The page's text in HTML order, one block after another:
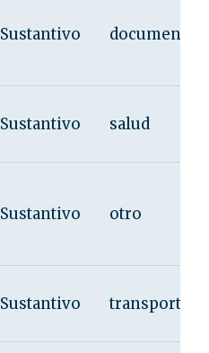
Sustantivo
Sustantivo salud
Sustantivo otro
Sustantivo transporte